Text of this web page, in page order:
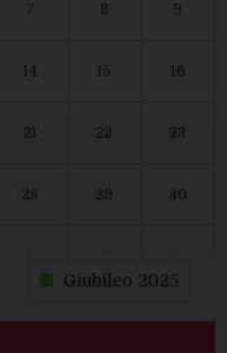
7 8 9
14 15 16
21 22 23
28 29 30
Giubileo 2025